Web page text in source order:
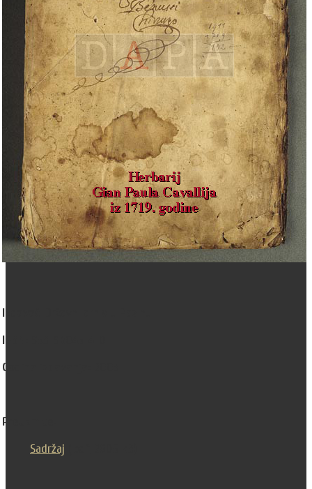
Izdavač
ISBN:
Godina izdavanja:
Preuzmite:
Sadržaj